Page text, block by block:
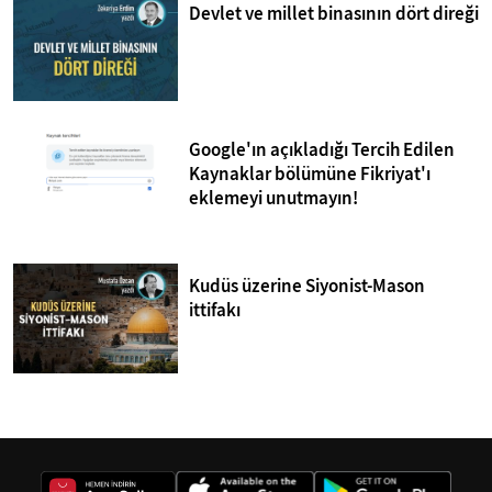
Devlet ve millet binasının dört direği
Google'ın açıkladığı Tercih Edilen
Kaynaklar bölümüne Fikriyat'ı
eklemeyi unutmayın!
Kudüs üzerine Siyonist-Mason
ittifakı